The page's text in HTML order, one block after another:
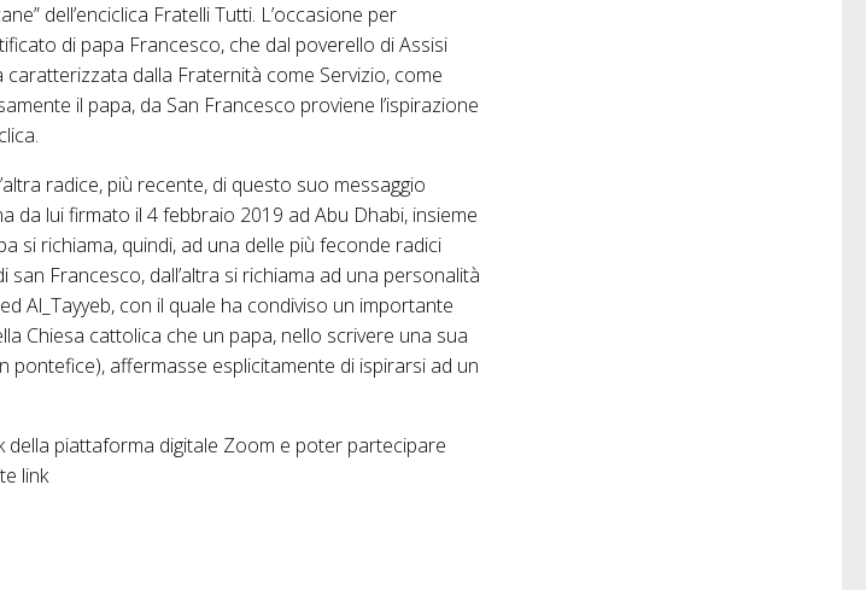
dell’enciclica Fratelli Tutti. L’occasione per
di papa Francesco, che dal poverello di Assisi
dalla Fraternità come Servizio, come
il papa, da San Francesco proviene l’ispirazione
radice, più recente, di questo suo messaggio
da lui firmato il 4 febbraio 2019 ad Abu Dhabi, insieme
si richiama, quindi, ad una delle più feconde radici
Francesco, dall’altra si richiama ad una personalità
Al_Tayyeb, con il quale ha condiviso un importante
Chiesa cattolica che un papa, nello scrivere una sua
pontefice), affermasse esplicitamente di ispirarsi ad un
piattaforma digitale Zoom e poter partecipare
link